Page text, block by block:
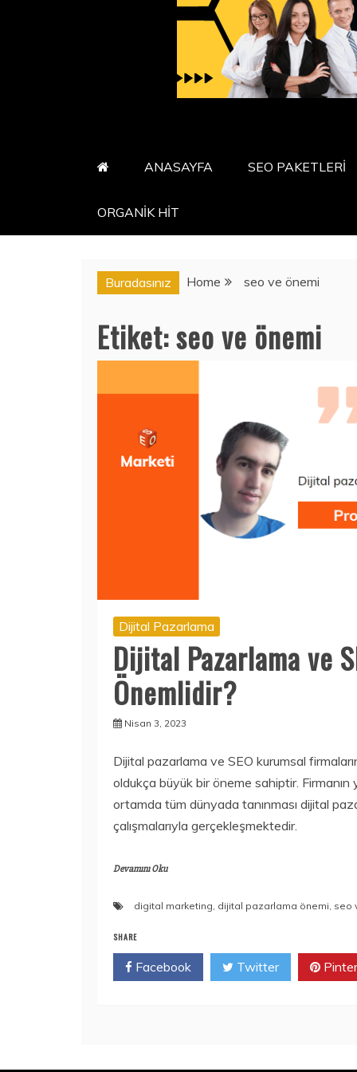
ANASAYFA SEO PAKETLERİ
ORGANİK HİT
Buradasınız Home seo ve önemi
Etiket:seo ve önemi
Dijital Pazarlama
Dijital Pazarlama ve
Önemlidir?
Nisan 3, 2023
Dijital pazarlama ve SEO kurumsal
oldukça büyük bir öneme sahiptir. Firmanın
ortamda tüm dünyada tanınması dijital
çalışmalarıyla gerçekleşmektedir.
Devamını Oku
digital marketing, dijital pazarlama önemi, seo
SHARE
Facebook Twitter